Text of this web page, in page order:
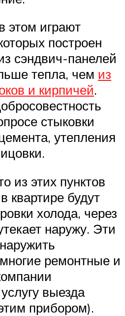
этом играют
построен
сэндвич-панелей
тепла, чем из
и кирпичей.
стыковки
утепления
из этих пунктов
квартире будут
холода, через
наружу. Эти
ремонтные и
выезда
прибором).